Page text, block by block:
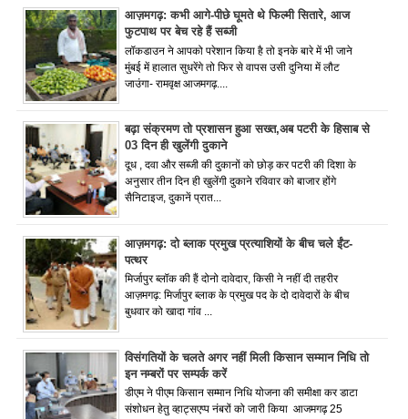
आज़मगढ़: कभी आगे-पीछे घूमते थे फिल्मी सितारे, आज
फुटपाथ पर बेच रहे हैं सब्जी
लॉकडाउन ने आपको परेशान किया है तो इनके बारे में भी जाने
मुंबई में हालात सुधरेंगे तो फिर से वापस उसी दुनिया में लौट
जाउंगा- रामवृक्ष आजमगढ़....
बढ़ा संक्रमण तो प्रशासन हुआ सख्त,अब पटरी के हिसाब से
03 दिन ही खुलेंगी दुकाने
दूध , दवा और सब्जी की दुकानों को छोड़ कर पटरी की दिशा के
अनुसार तीन दिन ही खुलेंगी दुकाने रविवार को बाजार होंगे
सैनिटाइज, दुकानें प्रात...
आज़मगढ़: दो ब्लाक प्रमुख प्रत्याशियों के बीच चले ईंट-
पत्थर
मिर्जापुर ब्लॉक की हैं दोनो दावेदार, किसी ने नहीं दी तहरीर
आज़मगढ़: मिर्जापुर ब्लाक के प्रमुख पद के दो दावेदारों के बीच
बुधवार को खादा गांव ...
विसंगतियों के चलते अगर नहीं मिली किसान सम्मान निधि तो
इन नम्बरों पर सम्पर्क करें
डीएम ने पीएम किसान सम्मान निधि योजना की समीक्षा कर डाटा
संशोधन हेतु व्हाट्सएप्प नंबरों को जारी किया आजमगढ़ 25